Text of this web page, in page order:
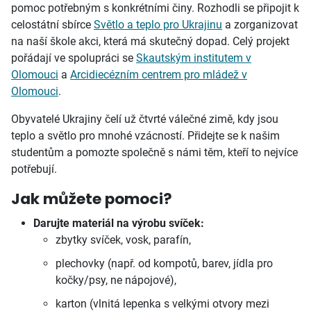
pomoc potřebným s konkrétními činy. Rozhodli se připojit k
celostátní sbírce Světlo a teplo pro Ukrajinu a zorganizovat
na naší škole akci, která má skutečný dopad. Celý projekt
pořádají ve spolupráci se Skautským institutem v
Olomouci a Arcidiecézním centrem pro mládež v
Olomouci.
Obyvatelé Ukrajiny čelí už čtvrté válečné zimě, kdy jsou
teplo a světlo pro mnohé vzácností. Přidejte se k našim
studentům a pomozte společně s námi těm, kteří to nejvíce
potřebují.
Jak můžete pomoci?
Darujte materiál na výrobu svíček:
zbytky svíček, vosk, parafín,
plechovky (např. od kompotů, barev, jídla pro
kočky/psy, ne nápojové),
karton (vlnitá lepenka s velkými otvory mezi